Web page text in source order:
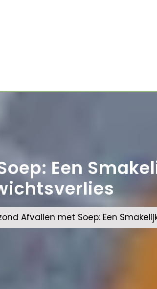
Een
Afvallen met Soep: Een